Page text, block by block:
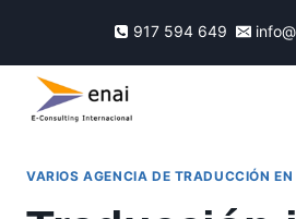
917 594 649
VARIOS AGENCIA DE TRADUCCIÓN